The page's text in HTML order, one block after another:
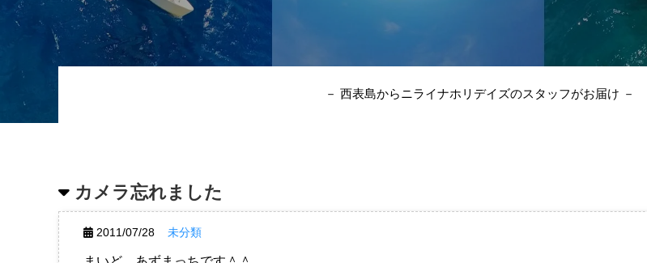
－ 西表島からニライナホリデイズのスタッフがお届け －
カメラ忘れました
2011/07/28 未分類